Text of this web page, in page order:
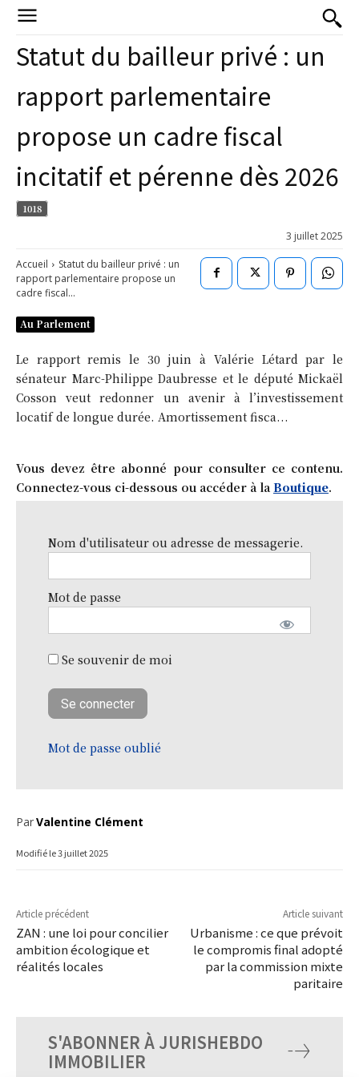
Statut du bailleur privé : un
rapport parlementaire
propose un cadre fiscal
incitatif et pérenne dès 2026
1018
3 juillet 2025
Accueil
Statut du bailleur privé : un
rapport parlementaire propose un
cadre fiscal...
Au Parlement
Le rapport remis le 30 juin à Valérie Létard par le
sénateur Marc-Philippe Daubresse et le député Mickaël
Cosson veut redonner un avenir à l’investissement
locatif de longue durée. Amortissement fisca...
Vous devez être abonné pour consulter ce contenu.
Connectez-vous ci-dessous ou accéder à la Boutique.
Nom d'utilisateur ou adresse de messagerie.
Mot de passe
Se souvenir de moi
Mot de passe oublié
ParValentine Clément
Modifié le3 juillet 2025
Article précédent
ZAN : une loi pour concilier
ambition écologique et
réalités locales
Article suivant
Urbanisme : ce que prévoit
le compromis final adopté
par la commission mixte
paritaire
S'ABONNER À JURISHEBDO
IMMOBILIER